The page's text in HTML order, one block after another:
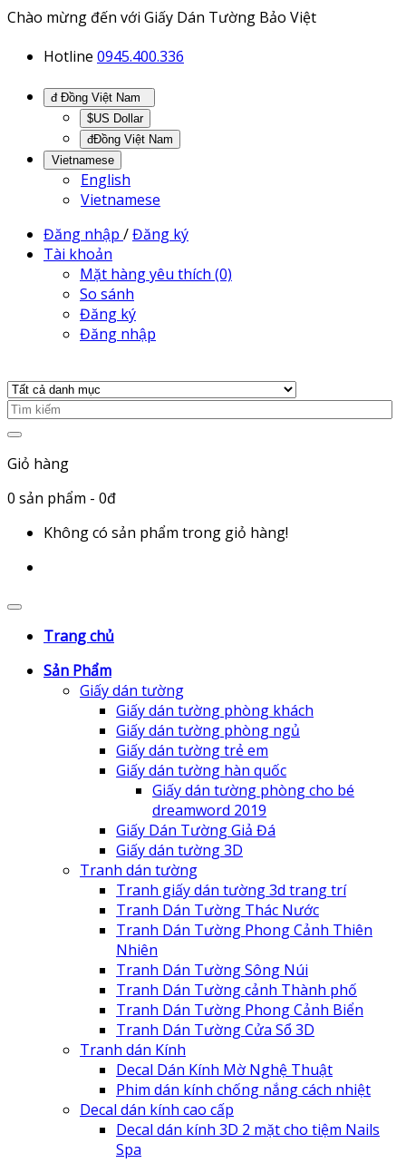
Chào mừng đến với Giấy Dán Tường Bảo Việt
Hotline 0945.400.336
$US Dollar
đĐồng Việt Nam
Vietnamese
English
Vietnamese
Đăng nhập /Đăng ký
Tài khoản
Mặt hàng yêu thích (0)
So sánh
Đăng ký
Đăng nhập
Giỏ hàng
0 sản phẩm - 0đ
Không có sản phẩm trong giỏ hàng!
Trang chủ
Sản Phẩm
Giấy dán tường
Giấy dán tường phòng khách
Giấy dán tường phòng ngủ
Giấy dán tường trẻ em
Giấy dán tường hàn quốc
Giấy dán tường phòng cho bé
dreamword 2019
Giấy Dán Tường Giả Đá
Giấy dán tường 3D
Tranh dán tường
Tranh giấy dán tường 3d trang trí
Tranh Dán Tường Thác Nước
Tranh Dán Tường Phong Cảnh Thiên
Nhiên
Tranh Dán Tường Sông Núi
Tranh Dán Tường cảnh Thành phố
Tranh Dán Tường Phong Cảnh Biển
Tranh Dán Tường Cửa Sổ 3D
Tranh dán Kính
Decal Dán Kính Mờ Nghệ Thuật
Phim dán kính chống nắng cách nhiệt
Decal dán kính cao cấp
Decal dán kính 3D 2 mặt cho tiệm Nails
Spa